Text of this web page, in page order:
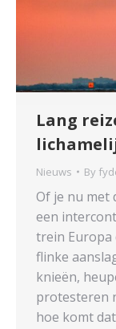
Lang
Nieuws By
Of je nu met
een
trein Europa
flinke
knieën,
protesteren
hoe komt